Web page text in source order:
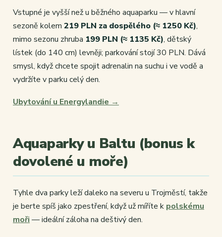
Vstupné je vyšší než u běžného aquaparku — v hlavní
sezoně kolem 219 PLN za dospělého (≈ 1250 Kč),
mimo sezonu zhruba 199 PLN (≈ 1135 Kč), dětský
lístek (do 140 cm) levněji; parkování stojí 30 PLN. Dává
smysl, když chcete spojit adrenalin na suchu i ve vodě a
vydržíte v parku celý den.
Ubytování u Energylandie →
Aquaparky u Baltu (bonus k
dovolené u moře)
Tyhle dva parky leží daleko na severu u Trojměstí, takže
je berte spíš jako zpestření, když už míříte k polskému
moři — ideální záloha na deštivý den.